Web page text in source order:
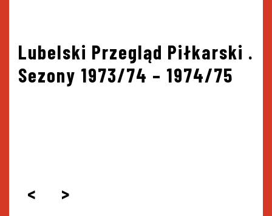
Nawigacja
wpisu
Lubelski Przegląd Piłkarski .
Sezony 1973/74 – 1974/75
< >